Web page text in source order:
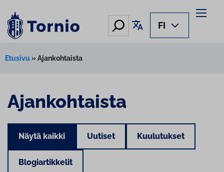
Hae Käännä sivu
FI
Etusivu »Ajankohtaista
Ajankohtaista
Näytä kaikki Uutiset Kuulutukset
Blogiartikkelit